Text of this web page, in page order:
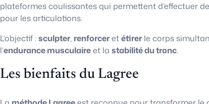
plateformes coulissantes qui permettent d’effectuer
pour les articulations.
L’objectif :sculpter, renforceretétirerle corps
l’endurance musculaireet la stabilité du tronc.
Les bienfaits du Lagree